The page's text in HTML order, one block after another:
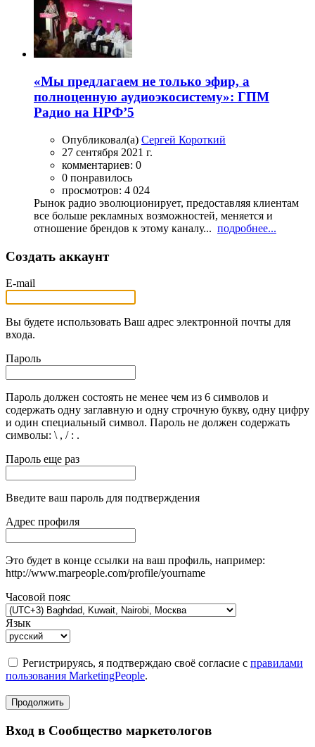
«Мы предлагаем не только эфир, а
полноценную аудиоэкосистему»: ГПМ
Радио на НРФ’5
Опубликовал(а) Сергей Короткий
27 сентября 2021 г.
комментариев: 0
0 понравилось
просмотров: 4 024
Рынок радио эволюционирует, предоставляя клиентам
все больше рекламных возможностей, меняется и
отношение брендов к этому каналу... подробнее...
Создать аккаунт
E-mail
Вы будете использовать Ваш адрес электронной почты для
входа.
Пароль
Пароль должен состоять не менее чем из 6 символов и
содержать одну заглавную и одну строчную букву, одну цифру
и один специальный символ. Пароль не должен содержать
символы: \ , / : .
Пароль еще раз
Введите ваш пароль для подтверждения
Адрес профиля
Это будет в конце ссылки на ваш профиль, например:
http://www.marpeople.com/profile/yourname
Часовой пояс
Язык
Регистрируясь, я подтверждаю своё согласие с правилами
пользования MarketingPeople.
Продолжить
Вход в Сообщество маркетологов